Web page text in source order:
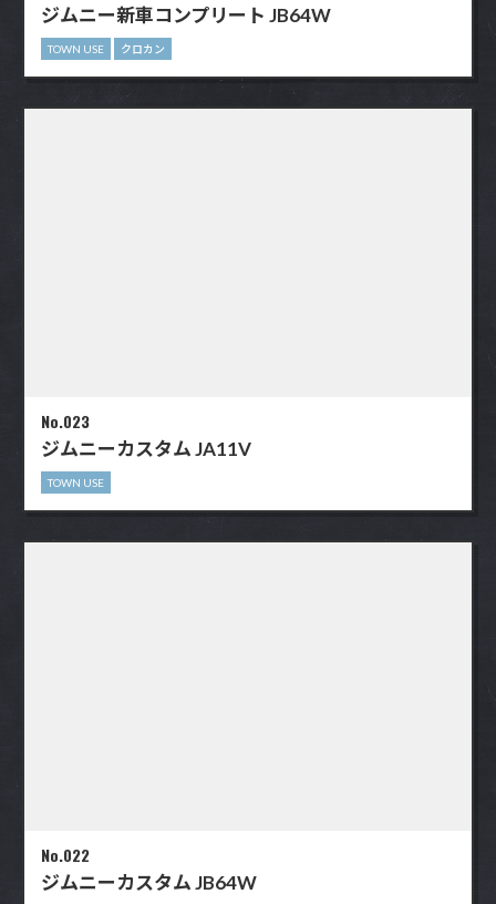
ジムニー新車コンプリート JB64W
TOWN USE クロカン
No.023
ジムニーカスタム JA11V
TOWN USE
No.022
ジムニーカスタム JB64W